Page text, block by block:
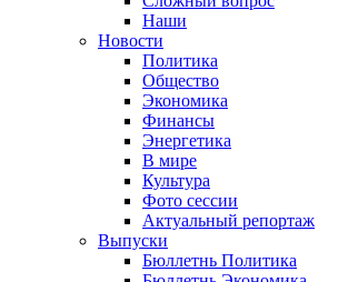
Наши
Новости
Политика
Общество
Экономика
Финансы
Энергетика
В мире
Культура
Фото сессии
Актуальный репортаж
Выпуски
Бюллетнь Политика